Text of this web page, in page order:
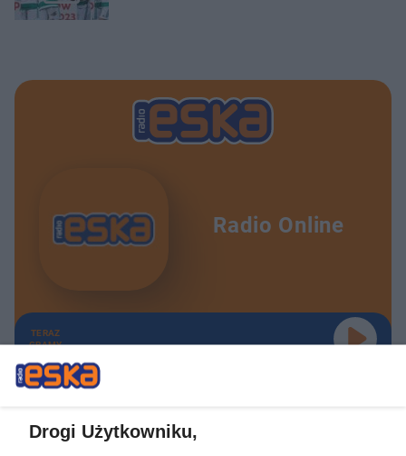
Radio Online
TERAZ
GRAMY
Drogi Użytkowniku,